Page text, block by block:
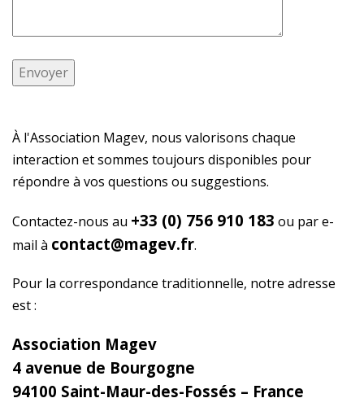
À l'Association Magev, nous valorisons chaque
interaction et sommes toujours disponibles pour
répondre à vos questions ou suggestions.
Contactez-nous au +33 (0) 756 910 183 ou par e-
mail à contact@magev.fr.
Pour la correspondance traditionnelle, notre adresse
est :
Association Magev
4 avenue de Bourgogne
94100 Saint-Maur-des-Fossés – France